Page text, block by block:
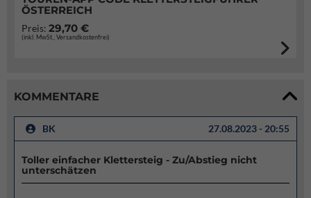
ÖSTERREICH
Preis: 29,70 €
(inkl. MwSt., Versandkostenfrei)
KOMMENTARE
BK 27.08.2023 - 20:55
Toller einfacher Klettersteig - Zu/Abstieg nicht
unterschätzen